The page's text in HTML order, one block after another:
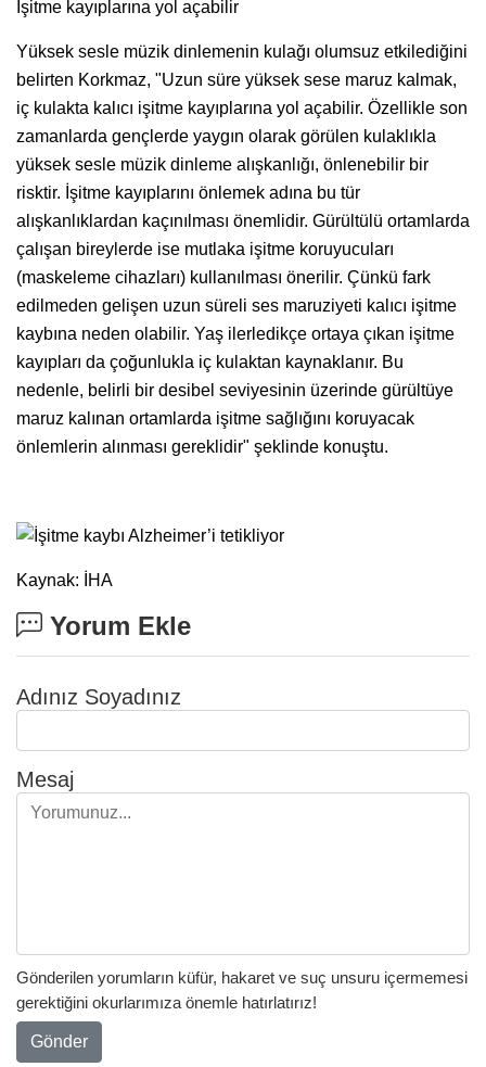
İşitme kayıplarına yol açabilir
Yüksek sesle müzik dinlemenin kulağı olumsuz etkilediğini
belirten Korkmaz, "Uzun süre yüksek sese maruz kalmak,
iç kulakta kalıcı işitme kayıplarına yol açabilir. Özellikle son
zamanlarda gençlerde yaygın olarak görülen kulaklıkla
yüksek sesle müzik dinleme alışkanlığı, önlenebilir bir
risktir. İşitme kayıplarını önlemek adına bu tür
alışkanlıklardan kaçınılması önemlidir. Gürültülü ortamlarda
çalışan bireylerde ise mutlaka işitme koruyucuları
(maskeleme cihazları) kullanılması önerilir. Çünkü fark
edilmeden gelişen uzun süreli ses maruziyeti kalıcı işitme
kaybına neden olabilir. Yaş ilerledikçe ortaya çıkan işitme
kayıpları da çoğunlukla iç kulaktan kaynaklanır. Bu
nedenle, belirli bir desibel seviyesinin üzerinde gürültüye
maruz kalınan ortamlarda işitme sağlığını koruyacak
önlemlerin alınması gereklidir" şeklinde konuştu.
Kaynak: İHA
Yorum Ekle
Adınız Soyadınız
Mesaj
Gönderilen yorumların küfür, hakaret ve suç unsuru içermemesi
gerektiğini okurlarımıza önemle hatırlatırız!
Gönder